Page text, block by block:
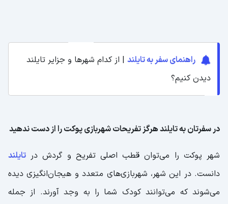
راهنمای سفر به تایلند | از کدام شهرها و جزایر تایلند
دیدن کنیم؟
در سفرتان به تایلند هرگز تفریحات شهربازی پوکت را از دست ندهید
شهر پوکت را می‌توان قطب اصلی تفریح و گردش در تایلند
دانست. در این شهر، شهربازی‌های متعدد و هیجان‌انگیزی دیده
می‌شوند که می‌توانند کودک شما را به ‌وجد آورند. از جمله